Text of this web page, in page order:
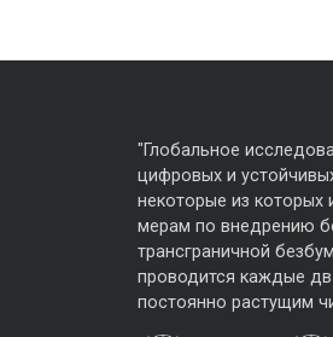
"Глобальное
цифровых и
некоторые из
мерам по внедрению
трансграничной
проводится каждые
постоянно растущим